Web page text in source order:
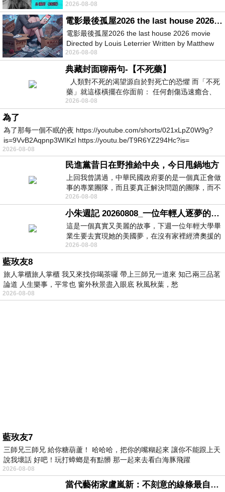
其實就是想要國庫通黨庫，鬧出最大的醜
2026-08-08
電影最後孤屋2026 the last house 2026 movie
電影最後孤屋2026 the last house 2026 movie
Directed by Louis Leterrier Written by Matthew
Robinson Starring Greta Lee Wa
2026-08-08
典藏封面聊兩句-【不死藥】
人類對不死的渴望源自於對死亡的恐懼 而「不死
藥」就這樣橫擺在你面前： 任何創傷迅速癒合、
停止衰老、痛覺消失…堪
2026-08-08
為了
為了那每一個不眠的夜 https://youtube.com/shorts/021xLpZ0W9g?
is=9VvB2Aqpnp3WIKzl https://youtu.be/T9R6YZ294Hc?is=
2026-08-08
民進黨昔日在野推給中央，今日甩鍋地方
上回我曾講過，中華民國政府要的是一個真正會做
事的專業團隊，而且要真正解決問題的團隊，而不
是只會到處甩鍋的雙標團隊，最近民進黨
2026-08-08
小朱週記 20260808_一位年輕人逐夢的真實故事
這是一個真實又美麗的故事，下週一位年輕大學畢
業生要去實現她的美國夢，在沒有家裡經濟奧援的
情況下，靠著自我努力工作累積出國基
2026-08-08
藍玫友8
旅人掌櫃旅人掌櫃 我又來找你喝茶囉 帶上三師兄一道來 知己兩三品茗
論道 人生樂事，平常也 窗外秋景盡入眼底 秋風秋葉，愁
2026-08-08
藍玫友7
三師兄三師兄 給你糖葫蘆！ 哈哈哈，把你的嘴糊起來 讓你不能跟上天
說我壞話 好吧！玩打蟑螂是有點髒 那一起來去看白海豚飛躍
2026-08-08
當代藝術家盧嵐新：不刻意的線條最自由，讓色彩流動、筆觸自己說話